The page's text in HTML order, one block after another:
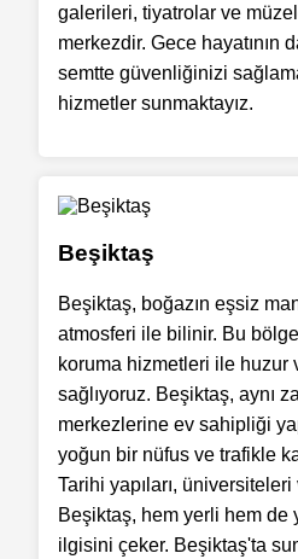
galerileri, tiyatrolar ve
merkezdir. Gece hayatının
semtte güvenliğinizi
hizmetler sunmaktayız.
Beşiktaş
Beşiktaş, boğazın eşsiz
atmosferi ile bilinir. Bu
koruma hizmetleri ile huzur
sağlıyoruz. Beşiktaş, aynı
merkezlerine ev sahipliği
yoğun bir nüfus ve trafikle
Tarihi yapıları,
Beşiktaş, hem yerli hem de
ilgisini çeker. Beşiktaş'ta